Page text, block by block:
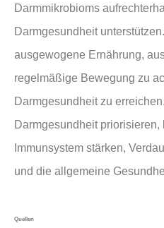
Darmmikrobioms
Darmgesundheit
ausgewogene Ernährung,
regelmäßige Bewegung zu
Darmgesundheit zu
Darmgesundheit priorisieren,
Immunsystem stärken,
und die allgemeine
Quellen